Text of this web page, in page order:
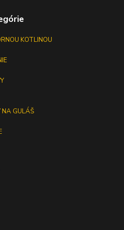
KOTLINOU
NA GULÁŠ